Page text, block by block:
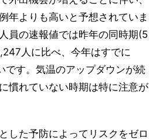
年よりも高いと予想されていま
員の速報値では昨年の同時期(5
人に比べ、今年はすでに
です。気温のアップダウンが続
慣れていない時期は特に注意が
した予防によってリスクをゼロ